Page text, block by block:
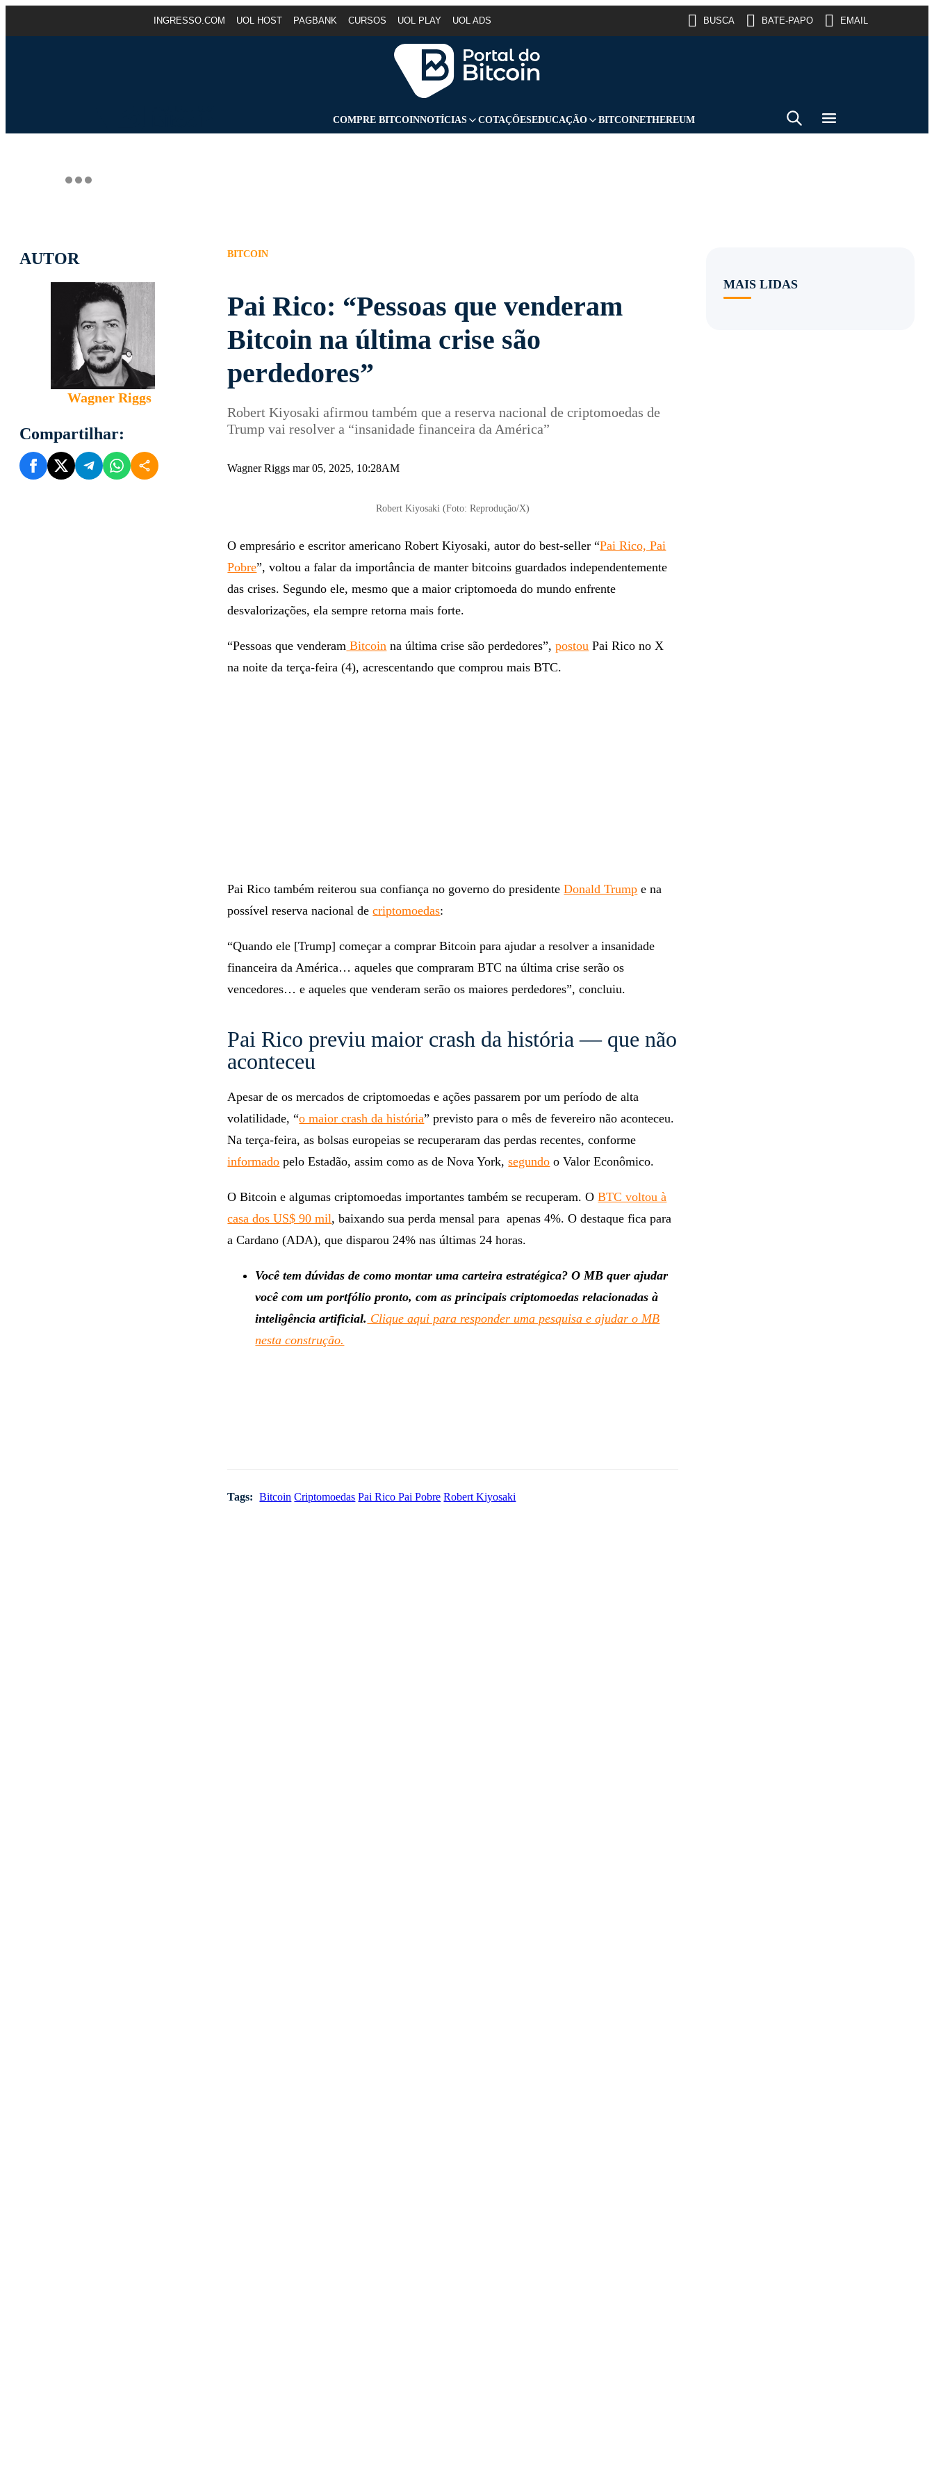
INGRESSO.COM UOL HOST PAGBANK CURSOS UOL PLAY UOL ADS BUSCA BATE-PAPO EMAIL
COMPRE BITCOINNOTÍCIAS COTAÇÕESEDUCAÇÃO BITCOINETHEREUM
AUTOR
Wagner Riggs
Compartilhar:
BITCOIN
Pai Rico: “Pessoas que venderam
Bitcoin na última crise são
perdedores”
Robert Kiyosaki afirmou também que a reserva nacional de criptomoedas de
Trump vai resolver a “insanidade financeira da América”
Wagner Riggs mar 05, 2025, 10:28AM
Robert Kiyosaki (Foto: Reprodução/X)
O empresário e escritor americano Robert Kiyosaki, autor do best-seller “Pai Rico, Pai
Pobre”, voltou a falar da importância de manter bitcoins guardados independentemente
das crises. Segundo ele, mesmo que a maior criptomoeda do mundo enfrente
desvalorizações, ela sempre retorna mais forte.
“Pessoas que venderam Bitcoin na última crise são perdedores”,postou Pai Rico no X
na noite da terça-feira (4), acrescentando que comprou mais BTC.
Pai Rico também reiterou sua confiança no governo do presidenteDonald Trump e na
possível reserva nacional decriptomoedas:
“Quando ele [Trump] começar a comprar Bitcoin para ajudar a resolver a insanidade
financeira da América… aqueles que compraram BTC na última crise serão os
vencedores… e aqueles que venderam serão os maiores perdedores”, concluiu.
Pai Rico previu maior crash da história — que não
aconteceu
Apesar de os mercados de criptomoedas e ações passarem por um período de alta
volatilidade, “o maior crash da história” previsto para o mês de fevereiro não aconteceu.
Na terça-feira, as bolsas europeias se recuperaram das perdas recentes, conforme
informado pelo Estadão, assim como as de Nova York,segundo o Valor Econômico.
O Bitcoin e algumas criptomoedas importantes também se recuperam. OBTC voltou à
casa dos US$ 90 mil, baixando sua perda mensal para apenas 4%. O destaque fica para
a Cardano (ADA), que disparou 24% nas últimas 24 horas.
Você tem dúvidas de como montar uma carteira estratégica? O MB quer ajudar
você com um portfólio pronto, com as principais criptomoedas relacionadas à
inteligência artificial. Clique aqui para responder uma pesquisa e ajudar o MB
nesta construção.
Tags: Bitcoin Criptomoedas Pai Rico Pai Pobre Robert Kiyosaki
MAIS LIDAS